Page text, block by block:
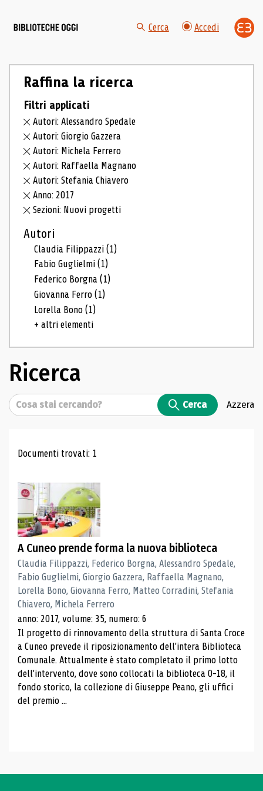
Cerca Accedi
Raffina la ricerca
Filtri applicati
Autori: Alessandro Spedale
Autori: Giorgio Gazzera
Autori: Michela Ferrero
Autori: Raffaella Magnano
Autori: Stefania Chiavero
Anno: 2017
Sezioni: Nuovi progetti
Autori
Claudia Filippazzi(1)
Fabio Guglielmi(1)
Federico Borgna(1)
Giovanna Ferro(1)
Lorella Bono(1)
+ altri elementi
Ricerca
Cerca Cerca Azzera
Risultati di ricerca
Documenti trovati: 1
A Cuneo prende forma la nuova biblioteca
Claudia Filippazzi, Federico Borgna, Alessandro Spedale,
Fabio Guglielmi, Giorgio Gazzera, Raffaella Magnano,
Lorella Bono, Giovanna Ferro, Matteo Corradini, Stefania
Chiavero, Michela Ferrero
anno: 2017, volume: 35, numero: 6
Il progetto di rinnovamento della struttura di Santa Croce
a Cuneo prevede il riposizionamento dell'intera Biblioteca
Comunale. Attualmente è stato completato il primo lotto
dell'intervento, dove sono collocati la biblioteca 0-18, il
fondo storico, la collezione di Giuseppe Peano, gli uffici
del premio ...